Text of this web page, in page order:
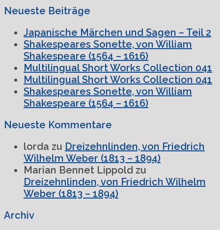
Neueste Beiträge
Japanische Märchen und Sagen – Teil 2
Shakespeares Sonette, von William
Shakespeare (1564 – 1616)
Multilingual Short Works Collection 041
Multilingual Short Works Collection 041
Shakespeares Sonette, von William
Shakespeare (1564 – 1616)
Neueste Kommentare
lorda zu Dreizehnlinden, von Friedrich
Wilhelm Weber (1813 – 1894)
Marian Bennet Lippold zu
Dreizehnlinden, von Friedrich Wilhelm
Weber (1813 – 1894)
Archiv